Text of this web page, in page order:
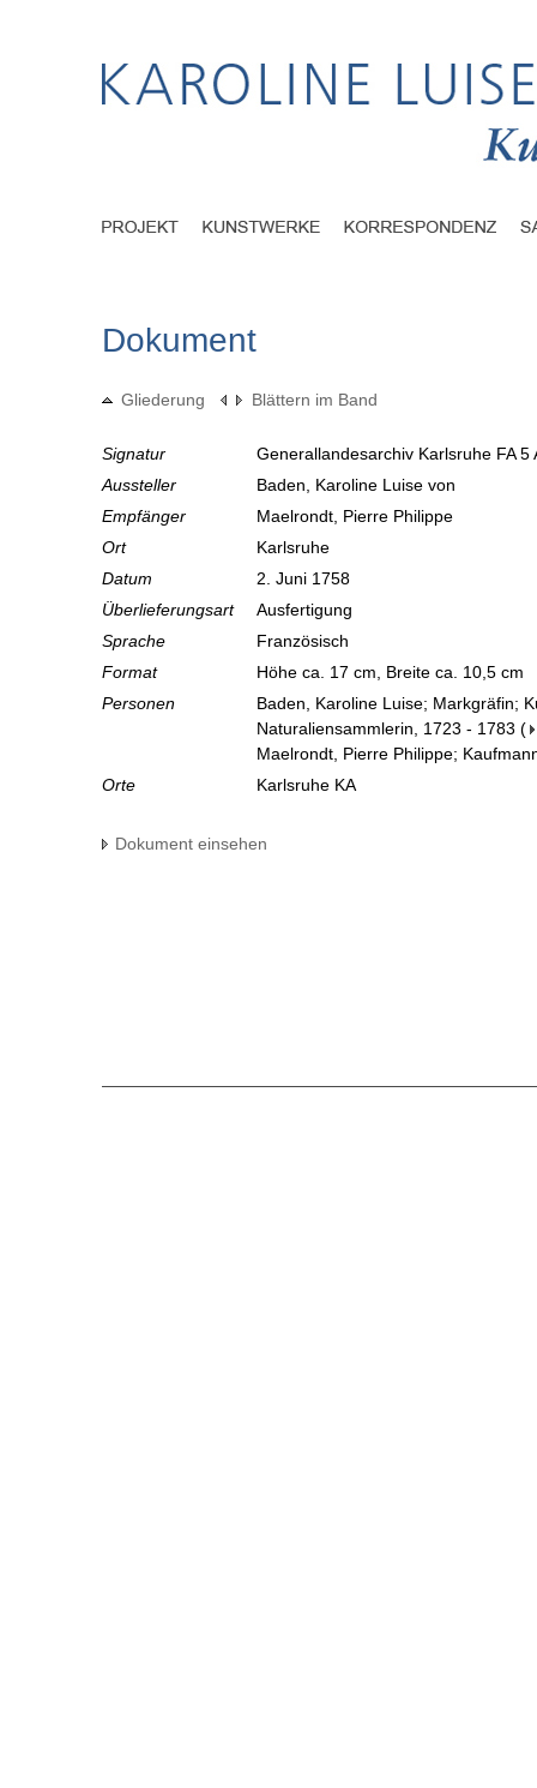
Dokument
Gliederung Blättern im Band
Signatur
Generallandesarchiv Karlsruhe FA
Aussteller
Baden, Karoline Luise von
Empfänger
Maelrondt, Pierre Philippe
Ort
Karlsruhe
Datum
2. Juni 1758
Überlieferungsart
Ausfertigung
Sprache
Französisch
Format
Höhe ca. 17 cm, Breite ca. 10,5 cm
Personen
Baden, Karoline Luise; Markgräfin;
Naturaliensammlerin, 1723 - 1783 (
Maelrondt, Pierre Philippe;
Orte
Karlsruhe KA
Dokument einsehen